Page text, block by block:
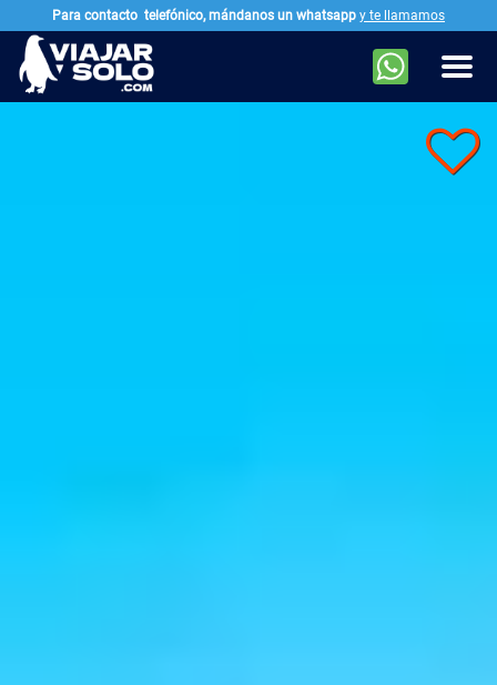
Ir al contenido principal
Para contacto telefónico, mándanos un whatsapp y te llamamos